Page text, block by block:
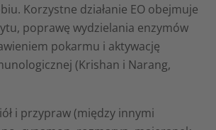
Korzystne działanie EO obejmuje
poprawę wydzielania enzymów
pokarmu i aktywację
(Krishan i Narang,
i przypraw (między innymi